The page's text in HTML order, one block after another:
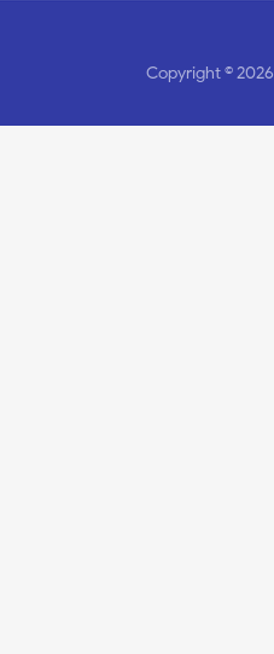
Copyright ©2026